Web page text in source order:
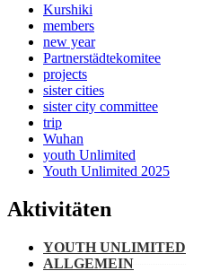
Kurshiki
members
new year
Partnerstädtekomitee
projects
sister cities
sister city committee
trip
Wuhan
youth Unlimited
Youth Unlimited 2025
Aktivitäten
YOUTH UNLIMITED
ALLGEMEIN